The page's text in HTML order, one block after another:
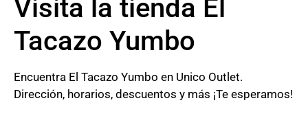
Visita la tienda El
Tacazo Yumbo
Encuentra El Tacazo Yumbo en Unico Outlet.
Dirección, horarios, descuentos y más ¡Te esperamos!